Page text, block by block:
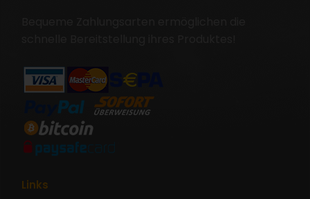
Links